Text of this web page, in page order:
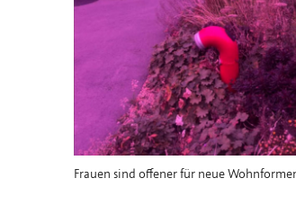
Frauen sind offener für neue